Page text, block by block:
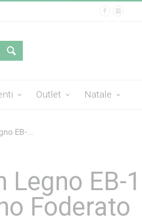
Outlet Natale
EB-...
Legno EB-
Foderato